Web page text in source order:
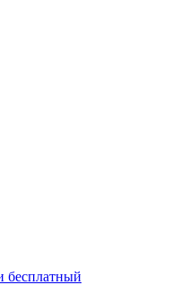
бесплатный